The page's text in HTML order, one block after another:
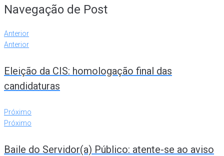
Navegação de Post
Anterior
Anterior
Eleição da CIS: homologação final das
candidaturas
Próximo
Próximo
Baile do Servidor(a) Público: atente-se ao aviso